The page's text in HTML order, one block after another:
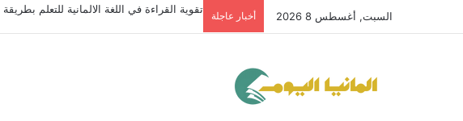
السبت, أغسطس 8 2026 أخبار عاجلة
تقوية القراءة في اللغة الالمانية للتعلم بطريقة